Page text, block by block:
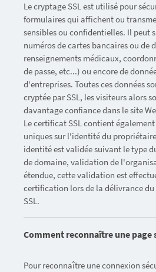
Le cryptage SSL est utilisé pour
formulaires qui affichent ou
sensibles ou confidentielles. Il peut
numéros de cartes bancaires ou de
renseignements médicaux,
de passe, etc...) ou encore de
d'entreprises. Toutes ces données
cryptée par SSL, les visiteurs alors
davantage confiance dans le site
Le certificat SSL contient
uniques sur l'identité du
identité est validée suivant le type
de domaine, validation de
étendue, cette validation est
certification lors de la délivrance
SSL.
Comment reconnaître une page
Pour reconnaître une connexion